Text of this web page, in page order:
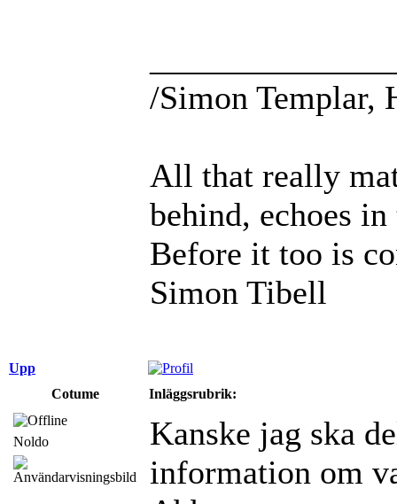
/Simon Templar,
All that really
behind, echoes
Before it too is
Simon Tibell
Upp
Cotume
Inläggsrubrik:
Noldo
Kanske jag ska
information om